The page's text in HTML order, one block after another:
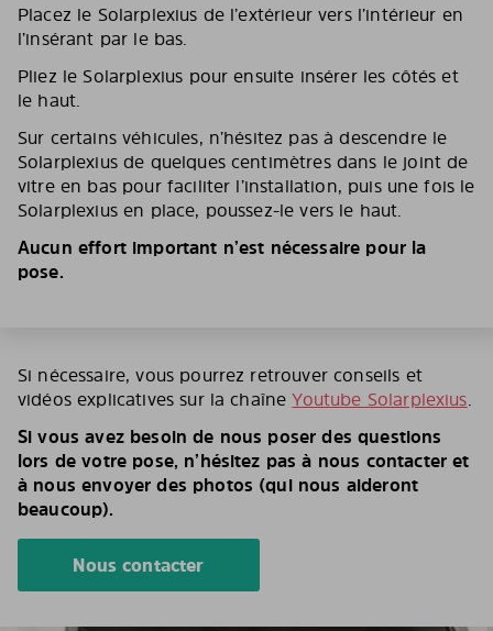
Placez le Solarplexius de l’extérieur vers l’intérieur en
l’insérant par le bas.
Pliez le Solarplexius pour ensuite insérer les côtés et
le haut.
Sur certains véhicules, n’hésitez pas à descendre le
Solarplexius de quelques centimètres dans le joint de
vitre en bas pour faciliter l’installation, puis une fois le
Solarplexius en place, poussez-le vers le haut.
Aucun effort important n’est nécessaire pour la
pose.
Si nécessaire, vous pourrez retrouver conseils et
vidéos explicatives sur la chaîneYoutube Solarplexius.
Si vous avez besoin de nous poser des questions
lors de votre pose, n’hésitez pas à nous contacter et
à nous envoyer des photos (qui nous aideront
beaucoup).
Nous contacter